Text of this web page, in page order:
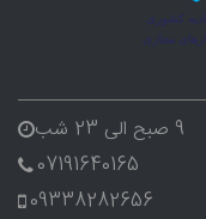
9 صبح الی 23 شب
07191640165
09338282656